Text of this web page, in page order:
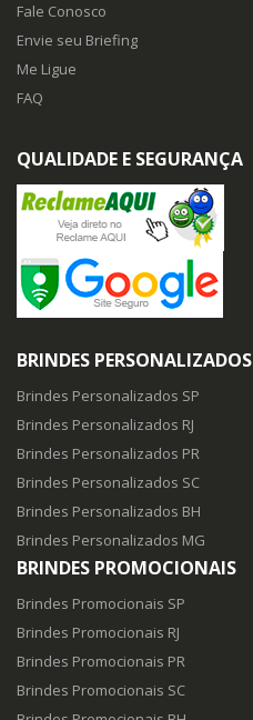
Fale Conosco
Envie seu Briefing
Me Ligue
FAQ
QUALIDADE E SEGURANÇA
BRINDES PERSONALIZADOS
Brindes Personalizados SP
Brindes Personalizados RJ
Brindes Personalizados PR
Brindes Personalizados SC
Brindes Personalizados BH
Brindes Personalizados MG
BRINDES PROMOCIONAIS
Brindes Promocionais SP
Brindes Promocionais RJ
Brindes Promocionais PR
Brindes Promocionais SC